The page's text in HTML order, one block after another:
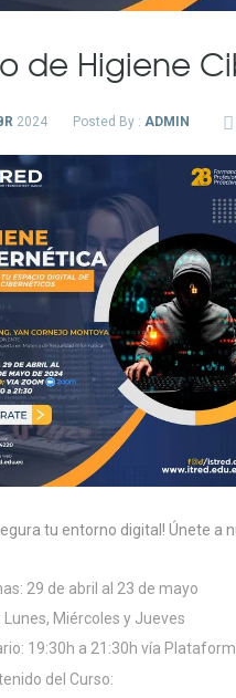
de Higiene
2024 Posted By : ADMIN
tu entorno digital! Únete a
29 de abril al 23 de mayo
Lunes, Miércoles y Jueves
19:30h a 21:30h vía
del Curso: